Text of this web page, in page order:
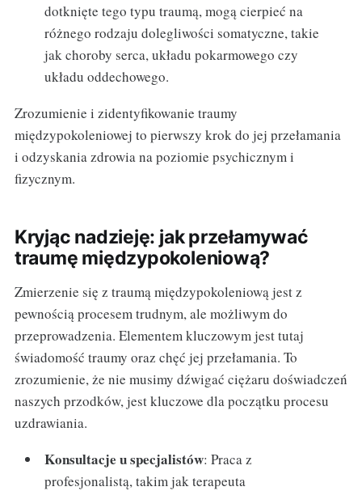
dotknięte tego typu traumą, mogą cierpieć na
różnego rodzaju dolegliwości somatyczne, takie
jak choroby serca, układu pokarmowego czy
układu oddechowego.
Zrozumienie i zidentyfikowanie traumy
międzypokoleniowej to pierwszy krok do jej przełamania
i odzyskania zdrowia na poziomie psychicznym i
fizycznym.
Kryjąc nadzieję: jak przełamywać
traumę międzypokoleniową?
Zmierzenie się z traumą międzypokoleniową jest z
pewnością procesem trudnym, ale możliwym do
przeprowadzenia. Elementem kluczowym jest tutaj
świadomość traumy oraz chęć jej przełamania. To
zrozumienie, że nie musimy dźwigać ciężaru doświadczeń
naszych przodków, jest kluczowe dla początku procesu
uzdrawiania.
Konsultacje u specjalistów: Praca z
profesjonalistą, takim jak terapeuta